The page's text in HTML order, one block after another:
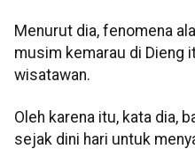
Menurut dia, fenomena
musim kemarau di Dieng
wisatawan.
Oleh karena itu, kata dia,
sejak dini hari untuk